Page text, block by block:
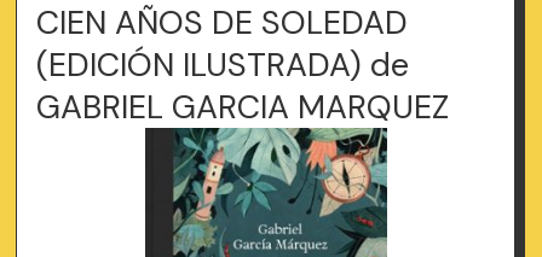
CIEN AÑOS DE SOLEDAD
(EDICIÓN ILUSTRADA) de
GABRIEL GARCIA MARQUEZ